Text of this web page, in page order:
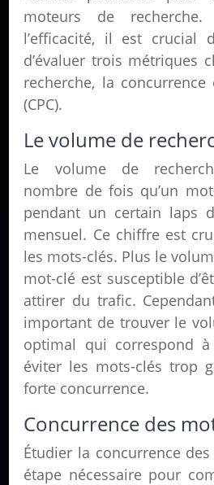
moteurs de recherche.
l’efficacité, il est crucial
d’évaluer trois métriques
recherche, la
(CPC).
Le volume de
Le volume de
nombre de fois qu’un
pendant un certain laps
mensuel. Ce chiffre est
les mots-clés. Plus le
mot-clé est susceptible
attirer du trafic.
important de trouver le
optimal qui correspond
éviter les mots-clés trop
forte concurrence.
Concurrence des
Étudier la concurrence
étape nécessaire pour